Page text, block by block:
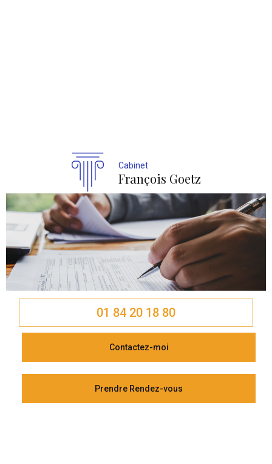
Cabinet
François Goetz
01 84 20 18 80
Contactez-moi
Prendre Rendez-vous